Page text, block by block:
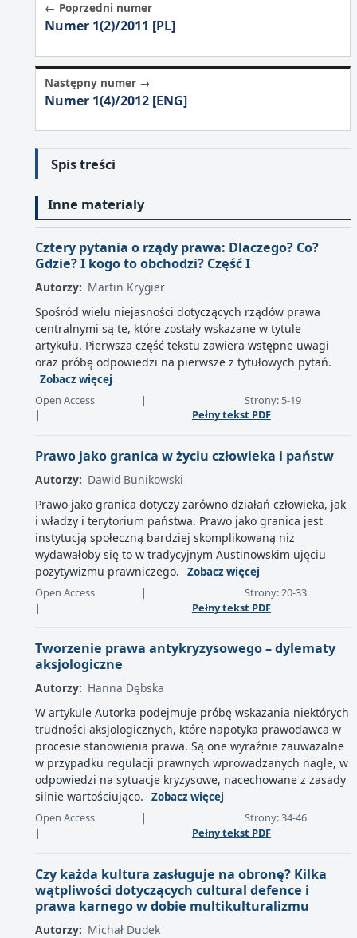
← Poprzedni numer
Numer 1(2)/2011 [PL]
Następny numer →
Numer 1(4)/2012 [ENG]
Spis treści
Inne materialy
Cztery pytania o rządy prawa: Dlaczego? Co?
Gdzie? I kogo to obchodzi? Część I
Autorzy: Martin Krygier
Spośród wielu niejasności dotyczących rządów prawa
centralnymi są te, które zostały wskazane w tytule
artykułu. Pierwsza część tekstu zawiera wstępne uwagi
oraz próbę odpowiedzi na pierwsze z tytułowych pytań.
Zobacz więcej
Open Access
|
Strony: 5-19
|
Pełny tekst PDF
Prawo jako granica w życiu człowieka i państw
Autorzy: Dawid Bunikowski
Prawo jako granica dotyczy zarówno działań człowieka, jak
i władzy i terytorium państwa. Prawo jako granica jest
instytucją społeczną bardziej skomplikowaną niż
wydawałoby się to w tradycyjnym Austinowskim ujęciu
pozytywizmu prawniczego.
Zobacz więcej
Open Access
|
Strony: 20-33
|
Pełny tekst PDF
Tworzenie prawa antykryzysowego – dylematy
aksjologiczne
Autorzy: Hanna Dębska
W artykule Autorka podejmuje próbę wskazania niektórych
trudności aksjologicznych, które napotyka prawodawca w
procesie stanowienia prawa. Są one wyraźnie zauważalne
w przypadku regulacji prawnych wprowadzanych nagle, w
odpowiedzi na sytuacje kryzysowe, nacechowane z zasady
silnie wartościująco.
Zobacz więcej
Open Access
|
Strony: 34-46
|
Pełny tekst PDF
Czy każda kultura zasługuje na obronę? Kilka
wątpliwości dotyczących cultural defence i
prawa karnego w dobie multikulturalizmu
Autorzy: Michał Dudek